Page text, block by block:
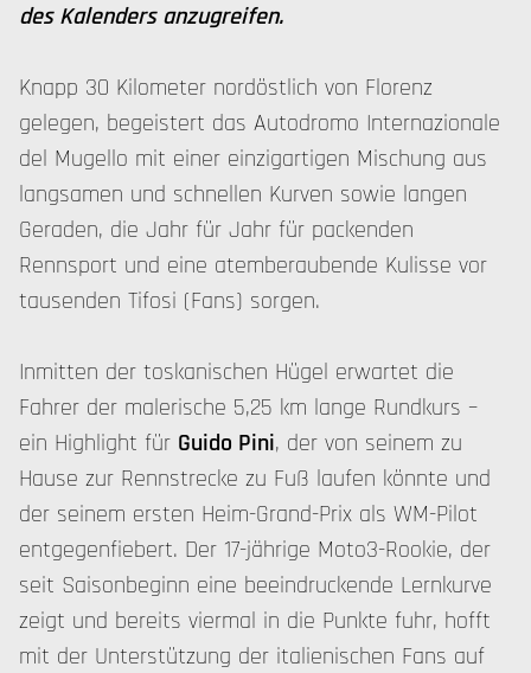
des Kalenders anzugreifen.
Knapp 30 Kilometer nordöstlich von Florenz
gelegen, begeistert das Autodromo Internazionale
del Mugello mit einer einzigartigen Mischung aus
langsamen und schnellen Kurven sowie langen
Geraden, die Jahr für Jahr für packenden
Rennsport und eine atemberaubende Kulisse vor
tausenden Tifosi (Fans) sorgen.
Inmitten der toskanischen Hügel erwartet die
Fahrer der malerische 5,25 km lange Rundkurs –
ein Highlight für Guido Pini, der von seinem zu
Hause zur Rennstrecke zu Fuß laufen könnte und
der seinem ersten Heim-Grand-Prix als WM-Pilot
entgegenfiebert. Der 17-jährige Moto3-Rookie, der
seit Saisonbeginn eine beeindruckende Lernkurve
zeigt und bereits viermal in die Punkte fuhr, hofft
mit der Unterstützung der italienischen Fans auf